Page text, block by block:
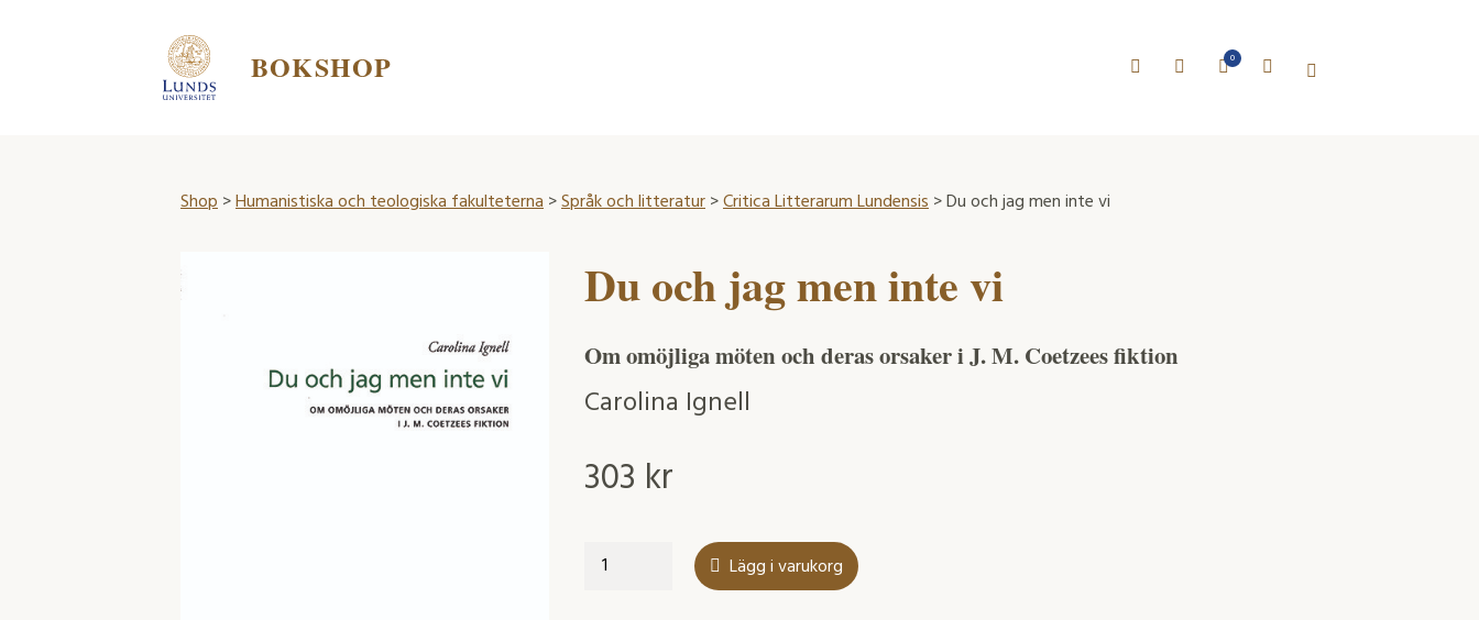
BOKSHOP 0
Shop>Humanistiska och teologiska fakulteterna>Språk och litteratur>Critica Litterarum Lundensis> Du och jag men inte vi
Du och jag men inte vi
Om omöjliga möten och deras orsaker i J. M. Coetzees fiktion
Carolina Ignell
303 kr
Du
Lägg i varukorg